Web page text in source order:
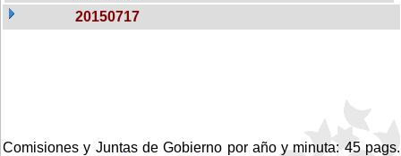
20150717
Comisiones y Juntas de Gobierno por año y minuta: 45 pags.